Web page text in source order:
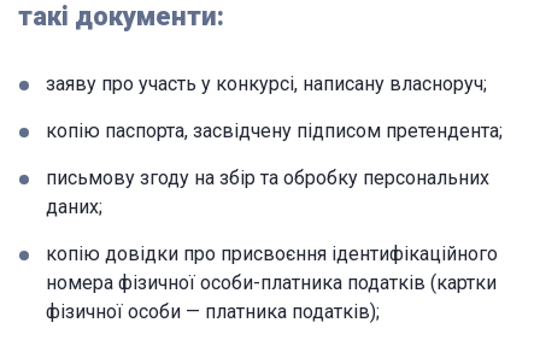
такі документи:
заяву про участь у конкурсі, написану власноруч;
копію паспорта, засвідчену підписом претендента;
письмову згоду на збір та обробку персональних
даних;
копію довідки про присвоєння ідентифікаційного
номера фізичної особи-платника податків (картки
фізичної особи — платника податків);